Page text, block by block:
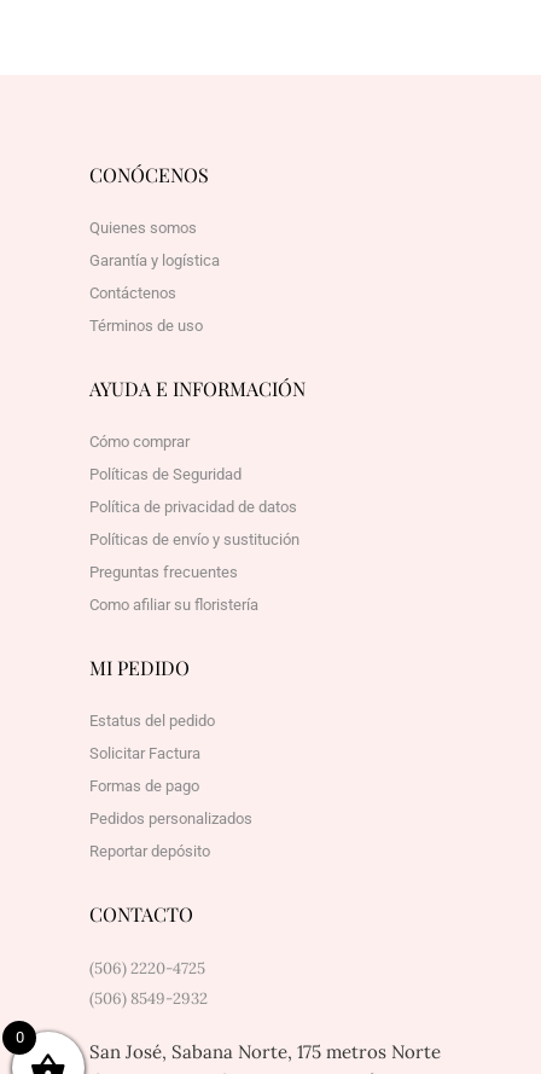
CONÓCENOS
Quienes somos
Garantía y logística
Contáctenos
Términos de uso
AYUDA E INFORMACIÓN
Cómo comprar
Políticas de Seguridad
Política de privacidad de datos
Políticas de envío y sustitución
Preguntas frecuentes
Como afiliar su floristería
MI PEDIDO
Estatus del pedido
Solicitar Factura
Formas de pago
Pedidos personalizados
Reportar depósito
CONTACTO
(506) 2220-4725
(506) 8549-2932
San José, Sabana Norte, 175 metros Norte
0